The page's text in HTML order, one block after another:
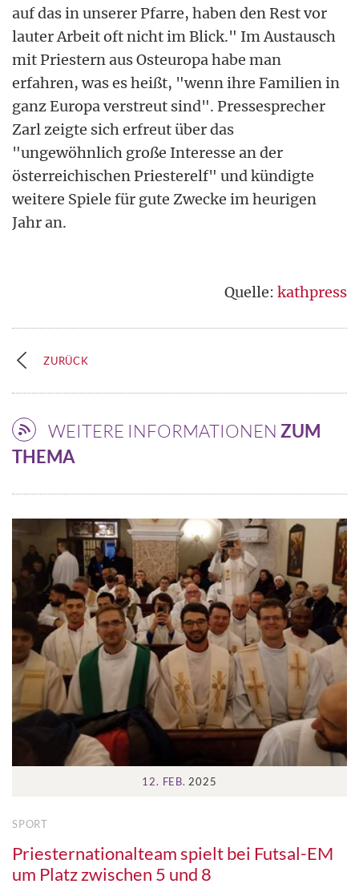
auf das in unserer Pfarre, haben den Rest vor
lauter Arbeit oft nicht im Blick." Im Austausch
mit Priestern aus Osteuropa habe man
erfahren, was es heißt, "wenn ihre Familien in
ganz Europa verstreut sind". Pressesprecher
Zarl zeigte sich erfreut über das
"ungewöhnlich große Interesse an der
österreichischen Priesterelf" und kündigte
weitere Spiele für gute Zwecke im heurigen
Jahr an.
Quelle: kathpress
ZURÜCK
WEITERE INFORMATIONEN ZUM
THEMA
12. FEB. 2025
SPORT
Priesternationalteam spielt bei Futsal-EM
um Platz zwischen 5 und 8